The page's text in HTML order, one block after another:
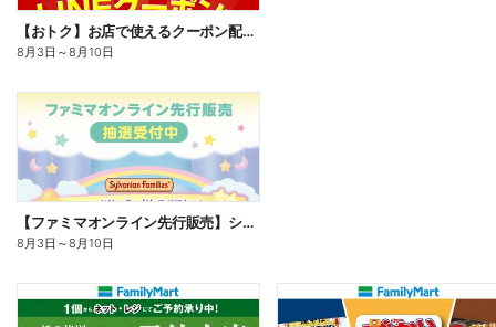
【おトク】お店で使えるクーポン配信中
8月3日 ～8月10日
【ファミマオンライン先行販売】シルバニアファミリー
8月3日 ～8月10日